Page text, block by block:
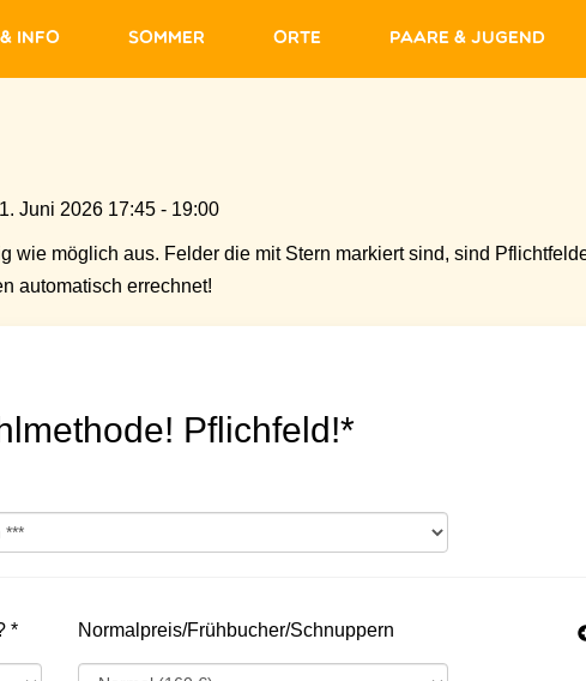
& Info Sommer Orte Paare & Jugend
Juni 2026 17:45 - 19:00
wie möglich aus. Felder die mit Stern markiert sind, sind
automatisch errechnet!
Pflichfeld!*
* Normalpreis/Frühbucher/Schnuppern